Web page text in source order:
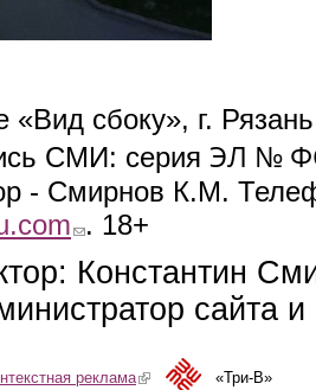
«Вид сбоку», г.
СМИ: серия ЭЛ №
- Смирнов К.М.
(link sends e-mail)
. 18+
Константин
сайта
реклама(link is external)«Три-В»